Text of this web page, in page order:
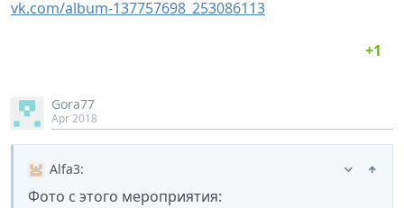
vk.com/album-137757698_253086113
Gora77
Apr 2018
Alfa3:
Фото с этого мероприятия: